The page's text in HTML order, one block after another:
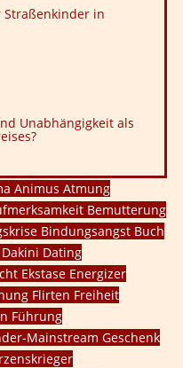
Straßenkinder in
Unabhängigkeit als
Animus Atmung
Bemutterung
Bindungsangst Buch
Dakini Dating
Ekstase Energizer
Flirten Freiheit
Führung
Mainstream Geschenk